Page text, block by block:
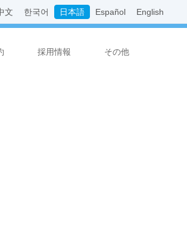
文 한국어 日本語 Español English
採用情報 その他